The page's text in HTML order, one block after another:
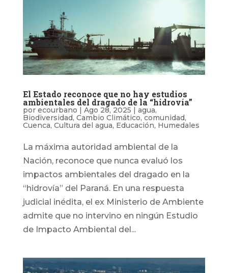
El Estado reconoce que no hay estudios
ambientales del dragado de la “hidrovía”
por ecourbano Ago 28, 2025 agua,
Biodiversidad, Cambio Climático, comunidad,
Cuenca, Cultura del agua, Educación, Humedales
La máxima autoridad ambiental de la
Nación, reconoce que nunca evaluó los
impactos ambientales del dragado en la
“hidrovía” del Paraná. En una respuesta
judicial inédita, el ex Ministerio de Ambiente
admite que no intervino en ningún Estudio
de Impacto Ambiental del...